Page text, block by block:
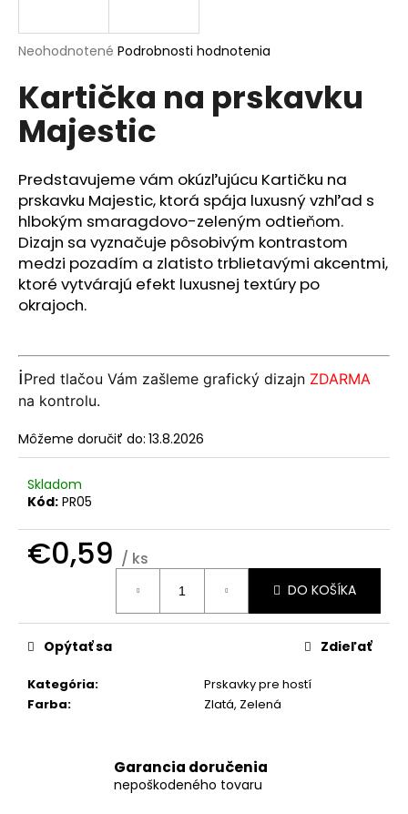
Priemerné
produktu
je
0,0
hviezdičiek.
Neohodnotené Podrobnosti hodnotenia
Kartička na prskavku
Majestic
Predstavujeme vám okúzľujúcu Kartičku na
prskavku Majestic, ktorá spája luxusný vzhľad s
hlbokým smaragdovo-zeleným odtieňom.
Dizajn sa vyznačuje pôsobivým kontrastom
medzi pozadím a zlatisto trblietavými akcentmi,
ktoré vytvárajú efekt luxusnej textúry po
okrajoch.
ℹ️Pred tlačou Vám zašleme grafický dizajn ZDARMA
na kontrolu.
Môžeme doručiť do: 13.8.2026
Skladom
Kód: PR05
€0,59 / ks
DO KOŠÍKA
Kategória:
Prskavky pre hostí
Farba: Zlatá, Zelená
Opýtať sa Zdieľať
Garancia doručenia
nepoškodeného tovaru
j
ť
?
HĽADAŤ
O
d
o
r
ú
č
a
m
TLAČ
VLASTNÉHO
DIZAJNU